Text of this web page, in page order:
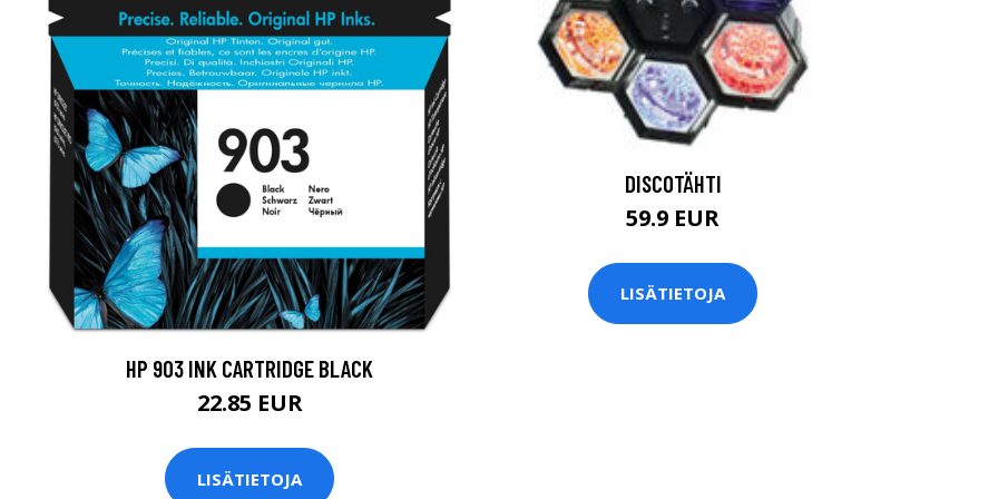
HP 903 INK CARTRIDGE BLACK
22.85 EUR
LISÄTIETOJA
DISCOTÄHTI
59.9 EUR
LISÄTIETOJA